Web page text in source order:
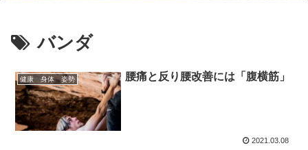
バンダ
健康 身体 姿勢 腰痛と反り腰改善には「腹横筋」
2021.03.08